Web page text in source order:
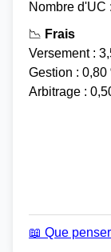
Nombre d'UC :
📉 Frais
Versement :
Gestion : 0,80
Arbitrage :
📖 Que